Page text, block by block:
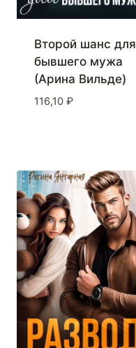
Второй шанс для
бывшего мужа
(Арина Вильде)
116,10 ₽